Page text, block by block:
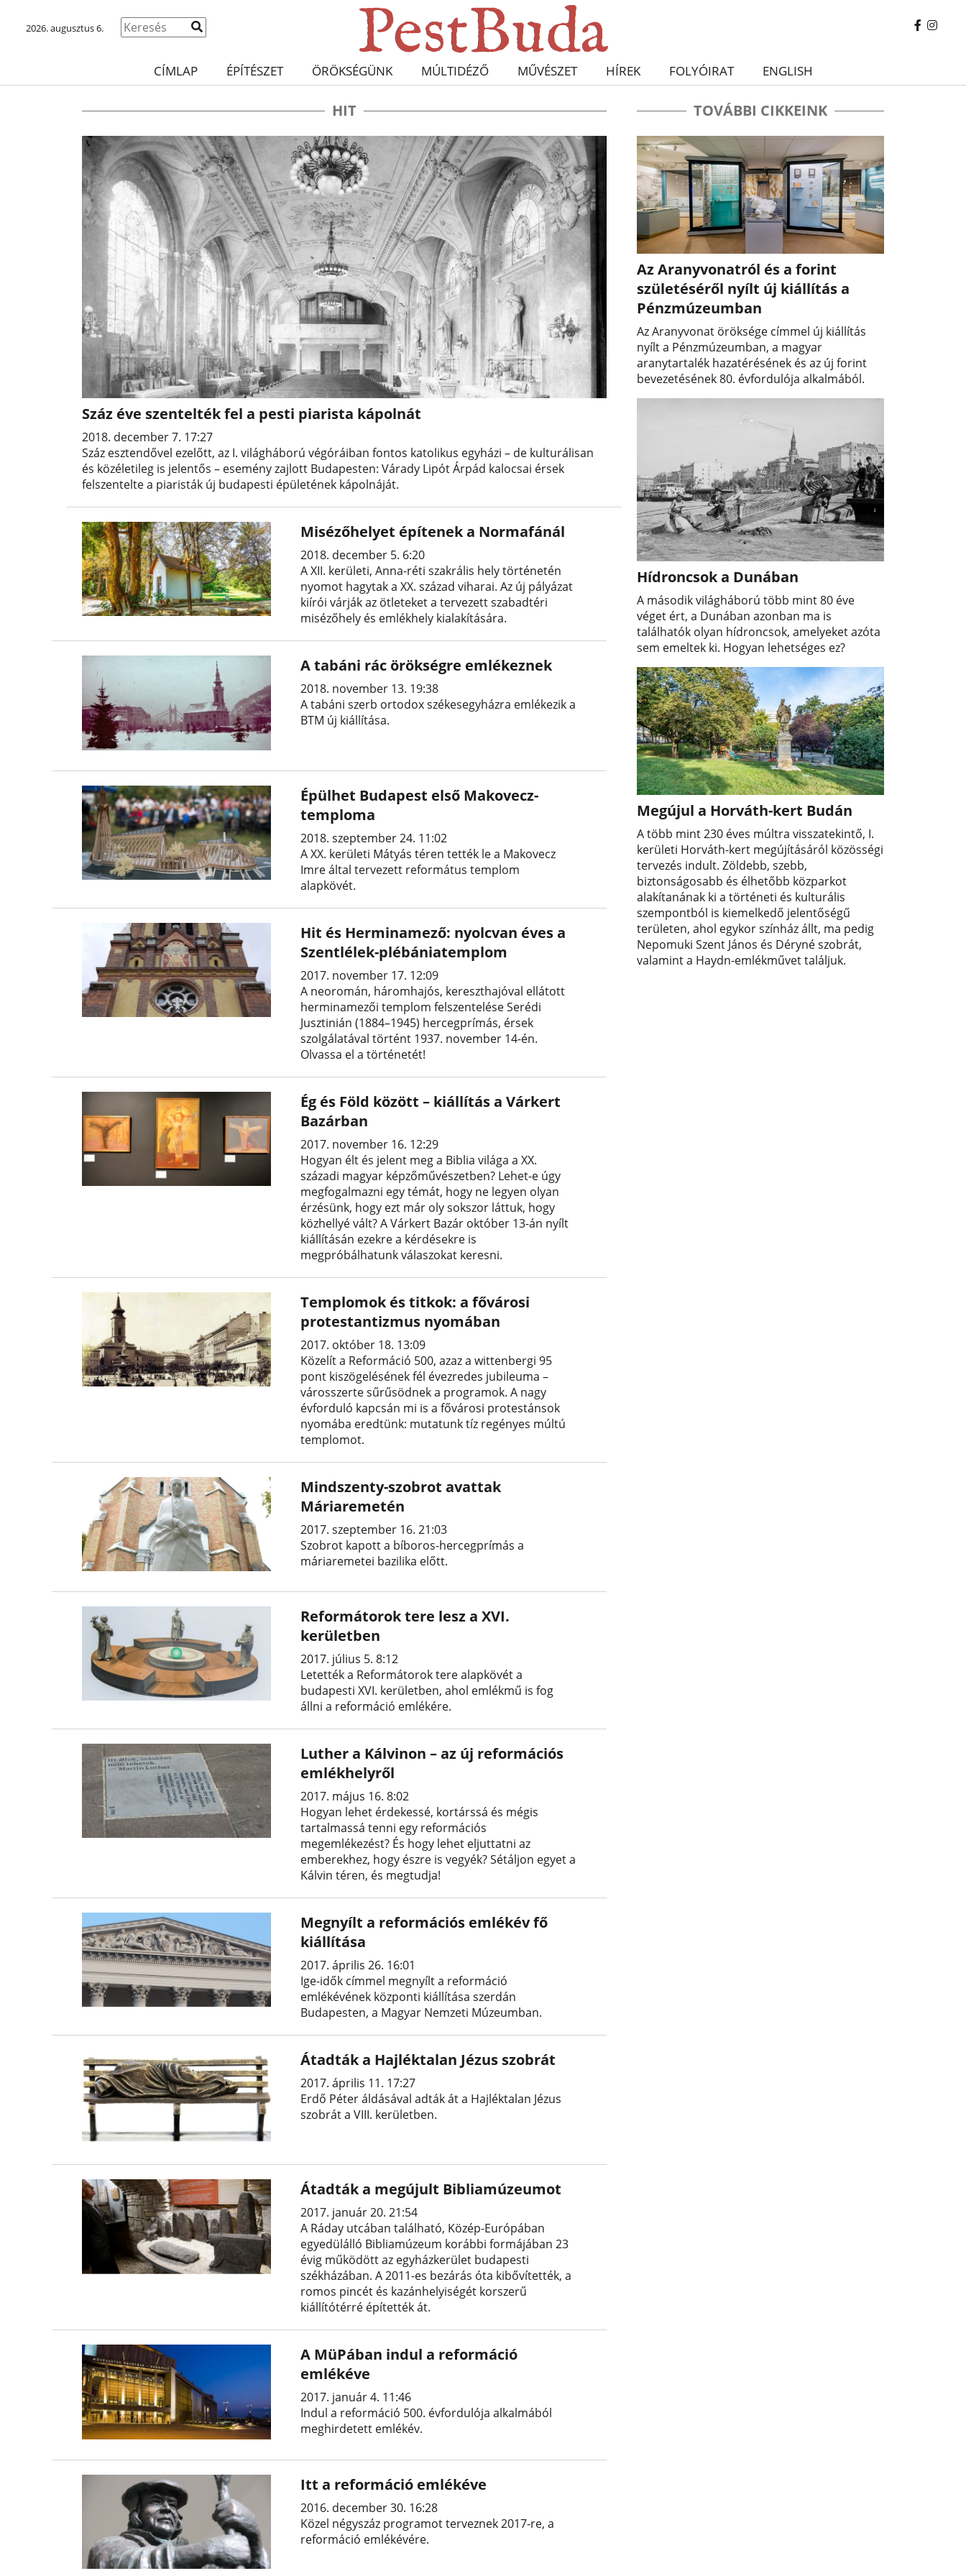
2026. augusztus 6.
CÍMLAP ÉPÍTÉSZET ÖRÖKSÉGÜNK MÚLTIDÉZŐ MŰVÉSZET HÍREK FOLYÓIRAT ENGLISH
HIT
Száz éve szentelték fel a pesti piarista kápolnát
2018. december 7. 17:27
Száz esztendővel ezelőtt, az I. világháború végóráiban fontos katolikus egyházi – de kulturálisan
és közéletileg is jelentős – esemény zajlott Budapesten: Várady Lipót Árpád kalocsai érsek
felszentelte a piaristák új budapesti épületének kápolnáját.
Misézőhelyet építenek a Normafánál
2018. december 5. 6:20
A XII. kerületi, Anna-réti szakrális hely történetén
nyomot hagytak a XX. század viharai. Az új pályázat
kiírói várják az ötleteket a tervezett szabadtéri
misézőhely és emlékhely kialakítására.
A tabáni rác örökségre emlékeznek
2018. november 13. 19:38
A tabáni szerb ortodox székesegyházra emlékezik a
BTM új kiállítása.
Épülhet Budapest első Makovecz-
temploma
2018. szeptember 24. 11:02
A XX. kerületi Mátyás téren tették le a Makovecz
Imre által tervezett református templom
alapkövét.
Hit és Herminamező: nyolcvan éves a
Szentlélek-plébániatemplom
2017. november 17. 12:09
A neoromán, háromhajós, kereszthajóval ellátott
herminamezői templom felszentelése Serédi
Jusztinián (1884–1945) hercegprímás, érsek
szolgálatával történt 1937. november 14-én.
Olvassa el a történetét!
Ég és Föld között – kiállítás a Várkert
Bazárban
2017. november 16. 12:29
Hogyan élt és jelent meg a Biblia világa a XX.
századi magyar képzőművészetben? Lehet-e úgy
megfogalmazni egy témát, hogy ne legyen olyan
érzésünk, hogy ezt már oly sokszor láttuk, hogy
közhellyé vált? A Várkert Bazár október 13-án nyílt
kiállításán ezekre a kérdésekre is
megpróbálhatunk válaszokat keresni.
Templomok és titkok: a fővárosi
protestantizmus nyomában
2017. október 18. 13:09
Közelít a Reformáció 500, azaz a wittenbergi 95
pont kiszögelésének fél évezredes jubileuma –
városszerte sűrűsödnek a programok. A nagy
évforduló kapcsán mi is a fővárosi protestánsok
nyomába eredtünk: mutatunk tíz regényes múltú
templomot.
Mindszenty-szobrot avattak
Máriaremetén
2017. szeptember 16. 21:03
Szobrot kapott a bíboros-hercegprímás a
máriaremetei bazilika előtt.
Reformátorok tere lesz a XVI.
kerületben
2017. július 5. 8:12
Letették a Reformátorok tere alapkövét a
budapesti XVI. kerületben, ahol emlékmű is fog
állni a reformáció emlékére.
Luther a Kálvinon – az új reformációs
emlékhelyről
2017. május 16. 8:02
Hogyan lehet érdekessé, kortárssá és mégis
tartalmassá tenni egy reformációs
megemlékezést? És hogy lehet eljuttatni az
emberekhez, hogy észre is vegyék? Sétáljon egyet a
Kálvin téren, és megtudja!
Megnyílt a reformációs emlékév fő
kiállítása
2017. április 26. 16:01
Ige-idők címmel megnyílt a reformáció
emlékévének központi kiállítása szerdán
Budapesten, a Magyar Nemzeti Múzeumban.
Átadták a Hajléktalan Jézus szobrát
2017. április 11. 17:27
Erdő Péter áldásával adták át a Hajléktalan Jézus
szobrát a VIII. kerületben.
Átadták a megújult Bibliamúzeumot
2017. január 20. 21:54
A Ráday utcában található, Közép-Európában
egyedülálló Bibliamúzeum korábbi formájában 23
évig működött az egyházkerület budapesti
székházában. A 2011-es bezárás óta kibővítették, a
romos pincét és kazánhelyiségét korszerű
kiállítótérré építették át.
A MüPában indul a reformáció
emlékéve
2017. január 4. 11:46
Indul a reformáció 500. évfordulója alkalmából
meghirdetett emlékév.
Itt a reformáció emlékéve
2016. december 30. 16:28
Közel négyszáz programot terveznek 2017-re, a
reformáció emlékévére.
TOVÁBBI CIKKEINK
Az Aranyvonatról és a forint
születéséről nyílt új kiállítás a
Pénzmúzeumban
Az Aranyvonat öröksége címmel új kiállítás
nyílt a Pénzmúzeumban, a magyar
aranytartalék hazatérésének és az új forint
bevezetésének 80. évfordulója alkalmából.
Hídroncsok a Dunában
A második világháború több mint 80 éve
véget ért, a Dunában azonban ma is
találhatók olyan hídroncsok, amelyeket azóta
sem emeltek ki. Hogyan lehetséges ez?
Megújul a Horváth-kert Budán
A több mint 230 éves múltra visszatekintő, I.
kerületi Horváth-kert megújításáról közösségi
tervezés indult. Zöldebb, szebb,
biztonságosabb és élhetőbb közparkot
alakítanának ki a történeti és kulturális
szempontból is kiemelkedő jelentőségű
területen, ahol egykor színház állt, ma pedig
Nepomuki Szent János és Déryné szobrát,
valamint a Haydn-emlékművet találjuk.